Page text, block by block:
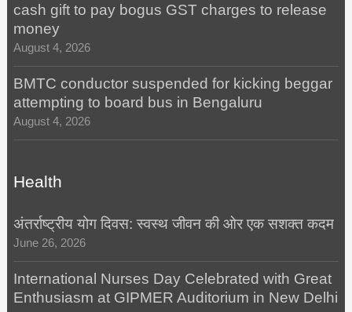
cash gift to pay bogus GST charges to release
money
August 4, 2026
BMTC conductor suspended for kicking beggar
attempting to board bus in Bengaluru
August 4, 2026
Health
अंतर्राष्ट्रीय योग दिवस: स्वस्थ जीवन की ओर एक सशक्त कदम
June 26, 2026
International Nurses Day Celebrated with Great
Enthusiasm at GIPMER Auditorium in New Delhi